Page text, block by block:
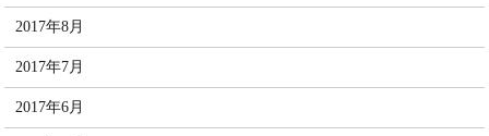
2017年8月
2017年7月
2017年6月